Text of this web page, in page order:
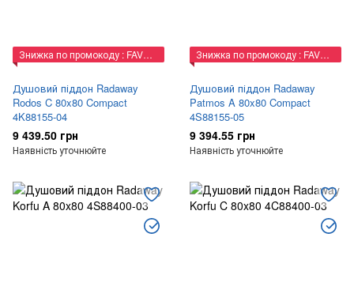
Знижка по промокоду : FAVORIT
Душовий піддон Radaway
Rodos C 80x80 Compact
4K88155-04
9 439.50 грн
Наявність уточнюйте
Знижка по промокоду : FAVORIT
Душовий піддон Radaway
Patmos A 80x80 Compact
4S88155-05
9 394.55 грн
Наявність уточнюйте